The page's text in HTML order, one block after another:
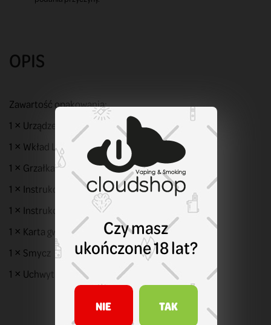
OPIS
Zawartość opakowania:
1 × Urządzenie Lost Vape Galaxy T360
1 × Wkład Lost Vape Ursa pusty
1 × Grzałka Lost Vape Ursa 0.8Ω
1 × Instrukcja użytkowania
1 × Instrukcja obsługi przycisku
1 × Karta gwarancyjna
1 × Smycz
1 × Uchwyt O-ring
Czy masz
ukończone 18 lat?
NIE TAK